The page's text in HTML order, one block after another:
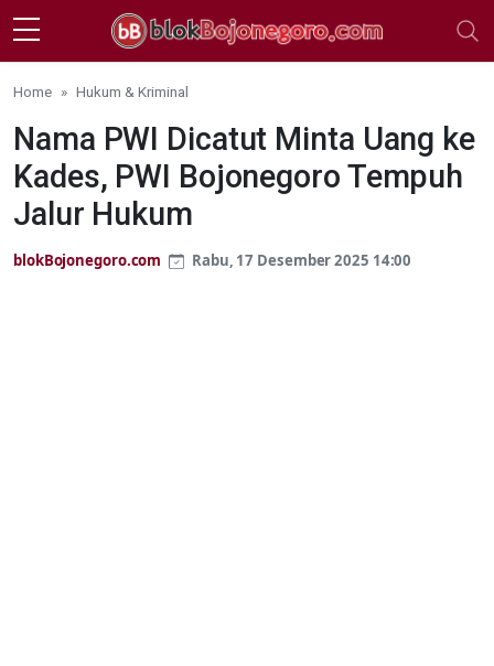
Skip to main content
Home Hukum & Kriminal
Nama PWI Dicatut Minta Uang ke
Kades, PWI Bojonegoro Tempuh
Jalur Hukum
blokBojonegoro.com Rabu, 17 Desember 2025 14:00